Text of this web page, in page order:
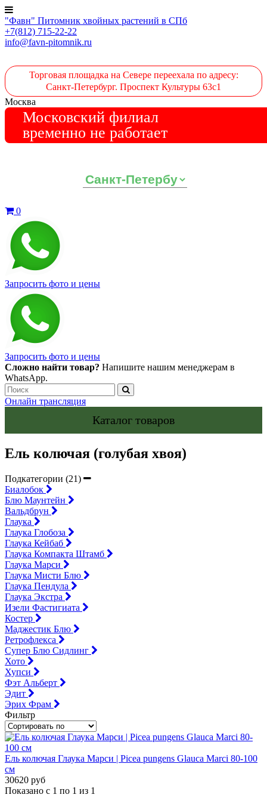
"Фавн" Питомник хвойных растений в СПб
+7(812) 715-22-22
info@favn-pitomnik.ru
Торговая площадка на Севере переехала по адресу:
Санкт-Петербург. Проспект Культуры 63с1
Москва
Московский филиал
временно не работает
0
Запросить фото и цены
Запросить фото и цены
Сложно найти товар? Напишите нашим менеджерам в
WhatsApp.
Онлайн трансляция
Каталог товаров
Ель колючая (голубая хвоя)
Подкатегории (21)
Биалобок
Блю Маунтейн
Вальдбрун
Глаука
Глаука Глобоза
Глаука Кейбаб
Глаука Компакта Штамб
Глаука Марси
Глаука Мисти Блю
Глаука Пендула
Глаука Экстра
Изели Фастигиата
Костер
Маджестик Блю
Ретрофлекса
Супер Блю Сидлинг
Хото
Хупси
Фэт Альберт
Эдит
Эрих Фрам
Фильтр
Ель колючая Глаука Марси | Picea pungens Glauca Marci 80-100
см
30620 руб
Показано с 1 по 1 из 1